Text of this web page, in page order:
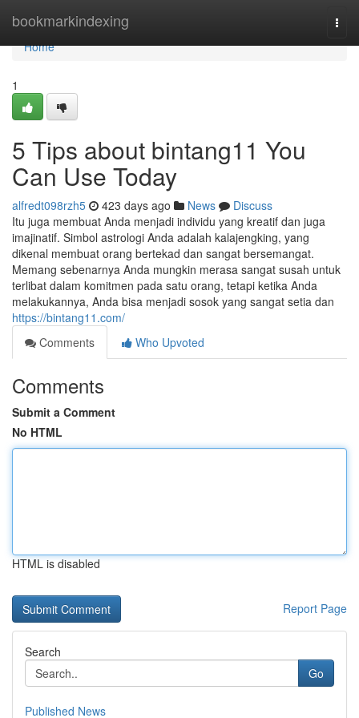
bookmarkindexing
Home
Home
1
5 Tips about bintang11 You
Can Use Today
alfredt098rzh5 423 days ago News
Discuss
Itu juga membuat Anda menjadi individu yang kreatif dan juga
imajinatif. Simbol astrologi Anda adalah kalajengking, yang
dikenal membuat orang bertekad dan sangat bersemangat.
Memang sebenarnya Anda mungkin merasa sangat susah untuk
terlibat dalam komitmen pada satu orang, tetapi ketika Anda
melakukannya, Anda bisa menjadi sosok yang sangat setia dan
https://bintang11.com/
Comments
Who Upvoted
Comments
Submit a Comment
No HTML
HTML is disabled
Report Page
Search
Go
Published News